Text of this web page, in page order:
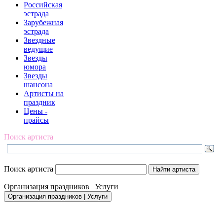
Российская
эстрада
Зарубежная
эстрада
Звездные
ведущие
Звезды
юмора
Звезды
шансона
Артисты на
праздник
Цены -
прайсы
Поиск артиста
Поиск артиста
Организация праздников | Услуги
Организация праздников | Услуги